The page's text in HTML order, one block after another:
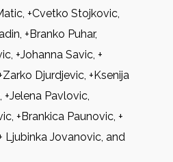
+Cvetko Stojkovic,
+Branko Puhar,
+Johanna Savic, +
Djurdjevic, +Ksenija
+Jelena Pavlovic,
+Brankica Paunovic, +
Ljubinka Jovanovic, and